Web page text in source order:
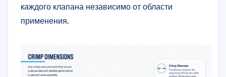
каждого клапана независимо от области
применения.